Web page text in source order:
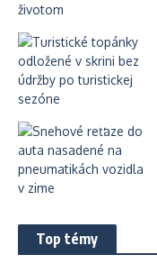
Top témy